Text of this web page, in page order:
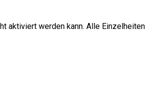
aktiviert werden kann. Alle